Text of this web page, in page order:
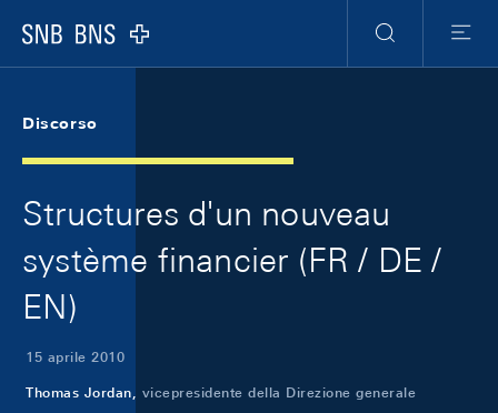
Logo
Ricerca
Menu
Discorso
Structures d'un nouveau
système financier (FR / DE /
EN)
15 aprile 2010
Thomas Jordan, vicepresidente della Direzione generale